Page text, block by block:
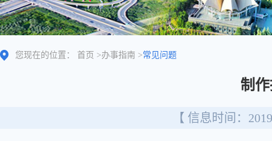
您现在的位置： 首页 >办事指南 >常见问题
制
【 信息时间：